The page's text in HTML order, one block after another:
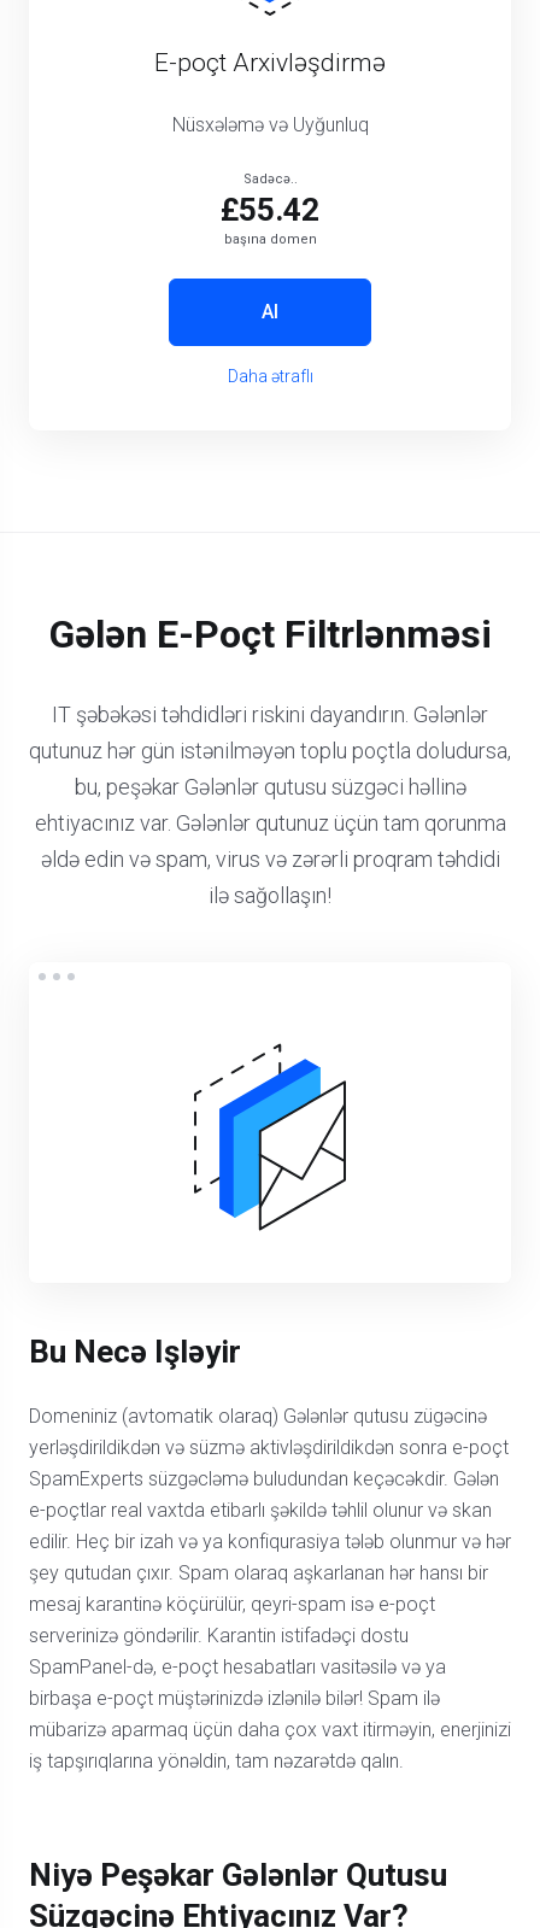
E-poçt Arxivləşdirmə
Nüsxələmə və Uyğunluq
Sadəcə..
£55.42
başına domen
Al
Daha ətraflı
Gələn E-Poçt Filtrlənməsi
IT şəbəkəsi təhdidləri riskini dayandırın. Gələnlər
qutunuz hər gün istənilməyən toplu poçtla doludursa,
bu, peşəkar Gələnlər qutusu süzgəci həllinə
ehtiyacınız var. Gələnlər qutunuz üçün tam qorunma
əldə edin və spam, virus və zərərli proqram təhdidi
ilə sağollaşın!
Bu Necə Işləyir
Domeniniz (avtomatik olaraq) Gələnlər qutusu zügəcinə
yerləşdirildikdən və süzmə aktivləşdirildikdən sonra e-poçt
SpamExperts süzgəcləmə buludundan keçəcəkdir. Gələn
e-poçtlar real vaxtda etibarlı şəkildə təhlil olunur və skan
edilir. Heç bir izah və ya konfiqurasiya tələb olunmur və hər
şey qutudan çıxır. Spam olaraq aşkarlanan hər hansı bir
mesaj karantinə köçürülür, qeyri-spam isə e-poçt
serverinizə göndərilir. Karantin istifadəçi dostu
SpamPanel-də, e-poçt hesabatları vasitəsilə və ya
birbaşa e-poçt müştərinizdə izlənilə bilər! Spam ilə
mübarizə aparmaq üçün daha çox vaxt itirməyin, enerjinizi
iş tapşırıqlarına yönəldin, tam nəzarətdə qalın.
Niyə Peşəkar Gələnlər Qutusu
Süzgəcinə Ehtiyacınız Var?